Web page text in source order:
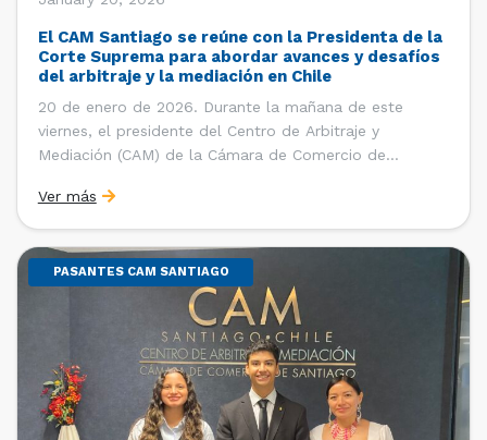
El CAM Santiago se reúne con la Presidenta de la
Corte Suprema para abordar avances y desafíos
del arbitraje y la mediación en Chile
20 de enero de 2026. Durante la mañana de este
viernes, el presidente del Centro de Arbitraje y
Mediación (CAM) de la Cámara de Comercio de
del CAM Santiago, Ximena Vial; y el gerente general de
la CCS, Carlos Soublette, sostuvieron un encuentro […]
Ver más
PASANTES CAM SANTIAGO